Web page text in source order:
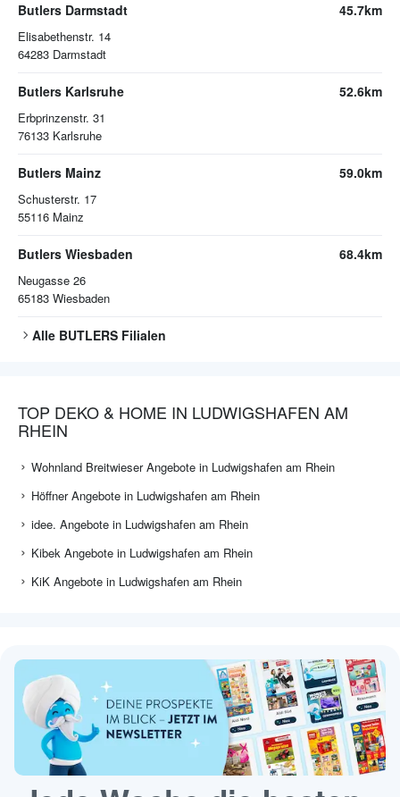
Butlers Darmstadt
Elisabethenstr. 14
64283 Darmstadt
45.7km
Butlers Karlsruhe
Erbprinzenstr. 31
76133 Karlsruhe
52.6km
Butlers Mainz
Schusterstr. 17
55116 Mainz
59.0km
Butlers Wiesbaden
Neugasse 26
65183 Wiesbaden
68.4km
Alle BUTLERS Filialen
TOP DEKO & HOME IN LUDWIGSHAFEN AM
RHEIN
Wohnland Breitwieser Angebote in Ludwigshafen am Rhein
Höffner Angebote in Ludwigshafen am Rhein
idee. Angebote in Ludwigshafen am Rhein
Kibek Angebote in Ludwigshafen am Rhein
KiK Angebote in Ludwigshafen am Rhein